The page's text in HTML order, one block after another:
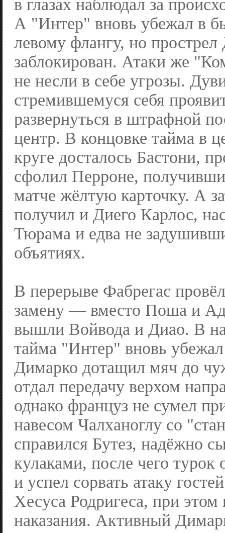
в глазах наблюдал за
А "Интер" вновь убежал в
левому флангу, но
заблокирован. Атаки же
не несли в себе угрозы.
стремившемуся себя
развернуться в штрафной
центр. В концовке тайма в
круге досталось Бастони,
сфолил Перроне,
матче жёлтую карточку. А
получил и Диего Карлос,
Тюрама и едва не
объятиях.
В перерыве Фабрегас
замену — вместо Поша и
вышли Войвода и Диао. В
тайма "Интер" вновь убежал
Димарко дотащил мяч до
отдал передачу верхом
однако француз не сумел
навесом Чалханоглу со
справился Бутез, надёжно
кулаками, после чего турок
и успел сорвать атаку
Хесуса Родригеса, при этом
наказания. Активный